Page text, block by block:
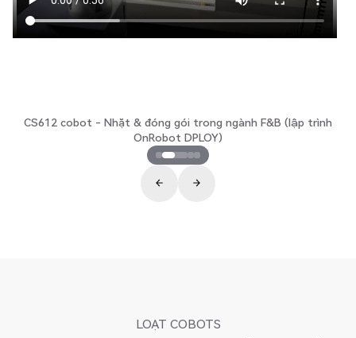
CS612 cobot - Nhặt & đóng gói trong ngành F&B (lập trình
OnRobot DPLOY)
LOẠT COBOTS